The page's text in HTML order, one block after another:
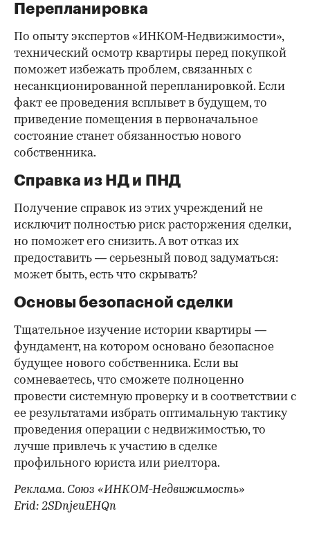
Перепланировка
По опыту экспертов «ИНКОМ-Недвижимости»,
технический осмотр квартиры перед покупкой
поможет избежать проблем, связанных с
несанкционированной перепланировкой. Если
факт ее проведения всплывет в будущем, то
приведение помещения в первоначальное
состояние станет обязанностью нового
собственника.
Справка из НД и ПНД
Получение справок из этих учреждений не
исключит полностью риск расторжения сделки,
но поможет его снизить. А вот отказ их
предоставить — серьезный повод задуматься:
может быть, есть что скрывать?
Основы безопасной сделки
Тщательное изучение истории квартиры —
фундамент, на котором основано безопасное
будущее нового собственника. Если вы
сомневаетесь, что сможете полноценно
провести системную проверку и в соответствии с
ее результатами избрать оптимальную тактику
проведения операции с недвижимостью, то
лучше привлечь к участию в сделке
профильного юриста или риелтора.
Реклама. Союз «ИНКОМ-Недвижимость»
Erid: 2SDnjeuEHQn